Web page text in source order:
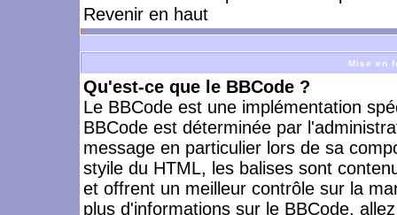
Revenir en haut
Mise en
Qu'est-ce que le BBCode ?
Le BBCode est une implémentation
BBCode est déterminée par
message en particulier lors de sa
styile du HTML, les balises sont
et offrent un meilleur contrôle sur la
plus d'informations sur le BBCode,